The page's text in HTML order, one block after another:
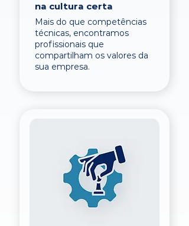
na cultura certa
Mais do que competências
técnicas, encontramos
profissionais que
compartilham os valores da
sua empresa.